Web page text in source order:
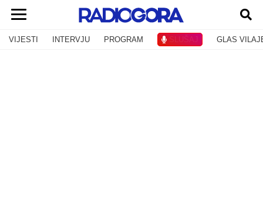
VIJESTI INTERVJU PROGRAM SLUŠAJ GLAS